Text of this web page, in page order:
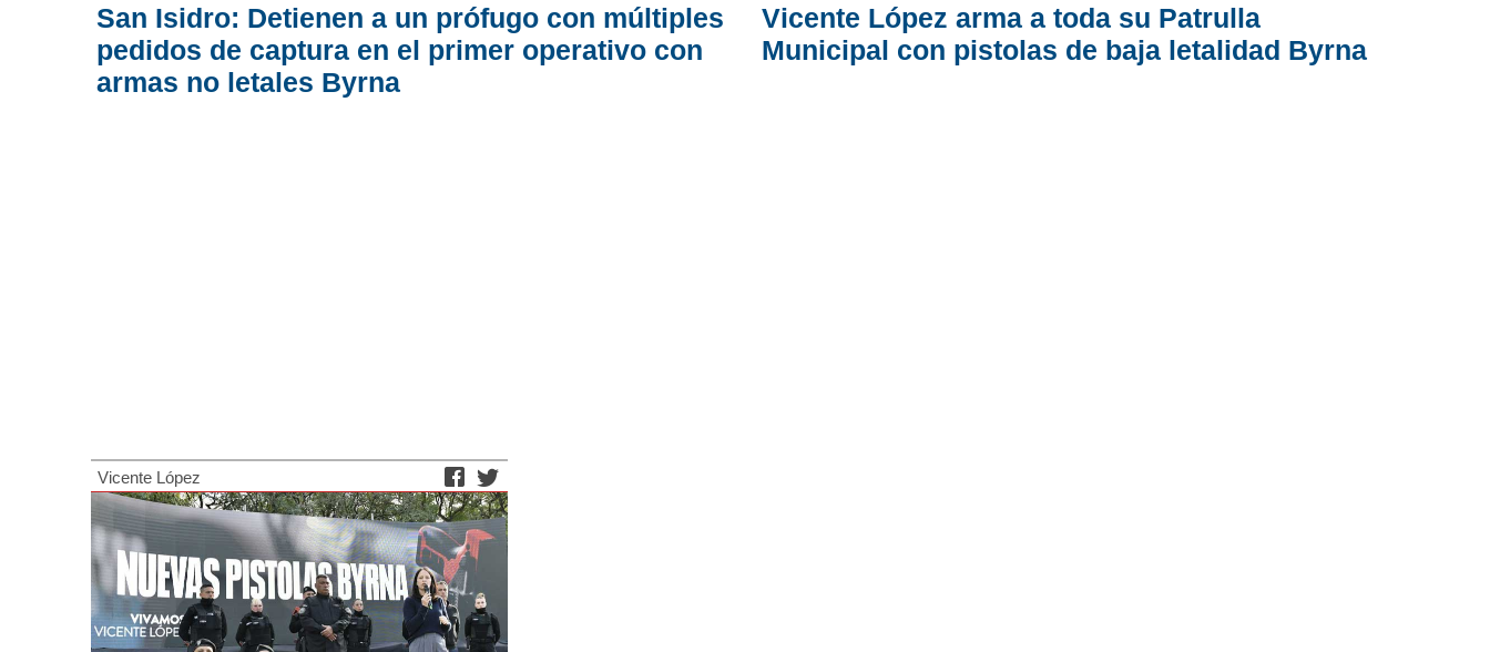
San Isidro: Detienen a un prófugo con múltiples
pedidos de captura en el primer operativo con
armas no letales Byrna
Vicente López arma a toda su Patrulla
Municipal con pistolas de baja letalidad Byrna
Vicente López